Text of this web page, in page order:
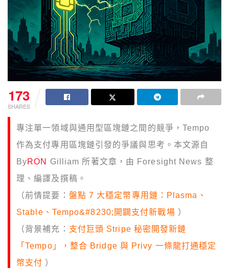
173
SHARES
專注單一領域與通用型區塊鏈之間的競爭，Tempo
作為支付專用區塊鏈引發的爭議與思考。本文源自
ByRON
Gilliam 所著文章，由 Foresight News 整
理、編譯及撰稿。
（前情提要： 盤點 7 大穩定幣專用鏈：Plasma、
Stable、Tempo&#8230;開闢支付新戰場 ）
（背景補充： 支付巨頭 Stripe 秘密開發新鏈
「Tempo」，整合 Bridge 與 Privy 一條龍打通穩定
幣支付 ）